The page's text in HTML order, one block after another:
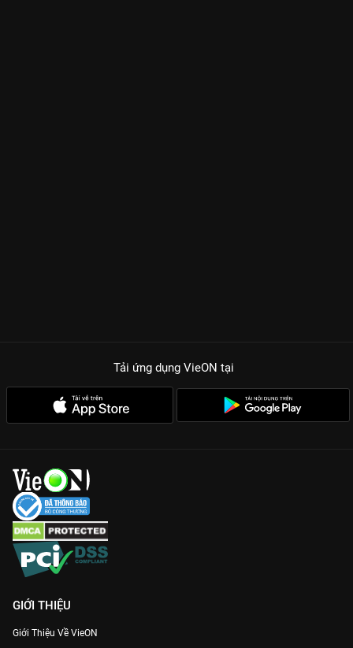
Tải ứng dụng VieON tại
GIỚI THIỆU
Giới Thiệu Về VieON